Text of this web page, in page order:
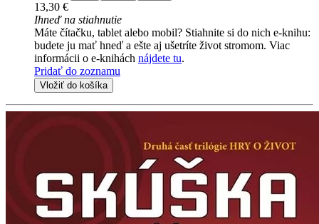
13,30 €
Ihneď na stiahnutie
Máte čítačku, tablet alebo mobil? Stiahnite si do nich e-knihu:
budete ju mať hneď a ešte aj ušetríte život stromom. Viac
informácii o e-knihách nájdete tu.
Pridať do zoznamu
Vložiť do košíka